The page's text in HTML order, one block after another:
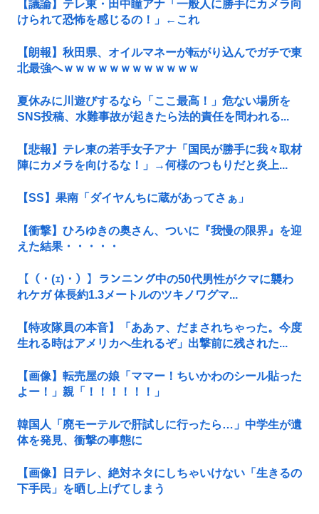
【議論】テレ東・田中瞳アナ「一般人に勝手にカメラ向
けられて恐怖を感じるの！」←これ
【朗報】秋田県、オイルマネーが転がり込んでガチで東
北最強へｗｗｗｗｗｗｗｗｗｗｗｗ
夏休みに川遊びするなら「ここ最高！」危ない場所を
SNS投稿、水難事故が起きたら法的責任を問われる...
【悲報】テレ東の若手女子アナ「国民が勝手に我々取材
陣にカメラを向けるな！」→何様のつもりだと炎上...
【SS】果南「ダイヤんちに蔵があってさぁ」
【衝撃】ひろゆきの奥さん、ついに『我慢の限界』を迎
えた結果・・・・・
【（・(ｪ)・）】ランニング中の50代男性がクマに襲わ
れケガ 体長約1.3メートルのツキノワグマ...
【特攻隊員の本音】「ああァ、だまされちゃった。今度
生れる時はアメリカへ生れるぞ」出撃前に残された...
【画像】転売屋の娘「ママー！ちいかわのシール貼った
よー！」親「！！！！！！」
韓国人「廃モーテルで肝試しに行ったら…」中学生が遺
体を発見、衝撃の事態に
【画像】日テレ、絶対ネタにしちゃいけない「生きるの
下手民」を晒し上げてしまう